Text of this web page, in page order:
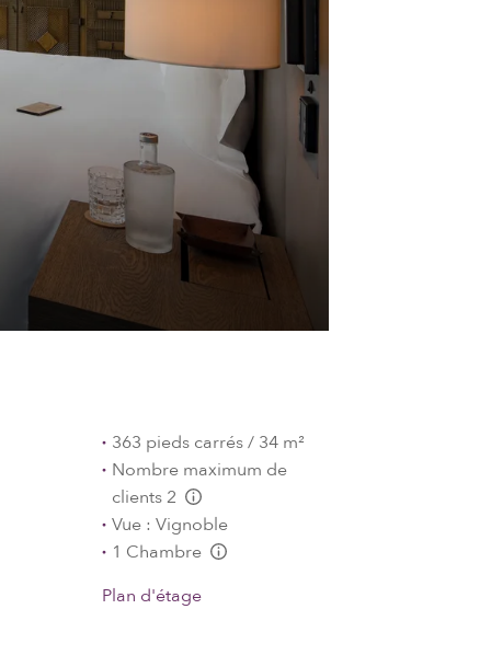
363 pieds carrés / 34 m²
Nombre maximum de
clients 2
L:Generic.Info
Vue : Vignoble
1 Chambre
L:Generic.Info
Plan d'étage